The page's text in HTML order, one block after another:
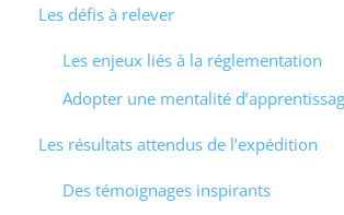
Les défis à relever
Les enjeux liés à la réglementation
Adopter une mentalité
Les résultats attendus de l’expédition
Des témoignages inspirants